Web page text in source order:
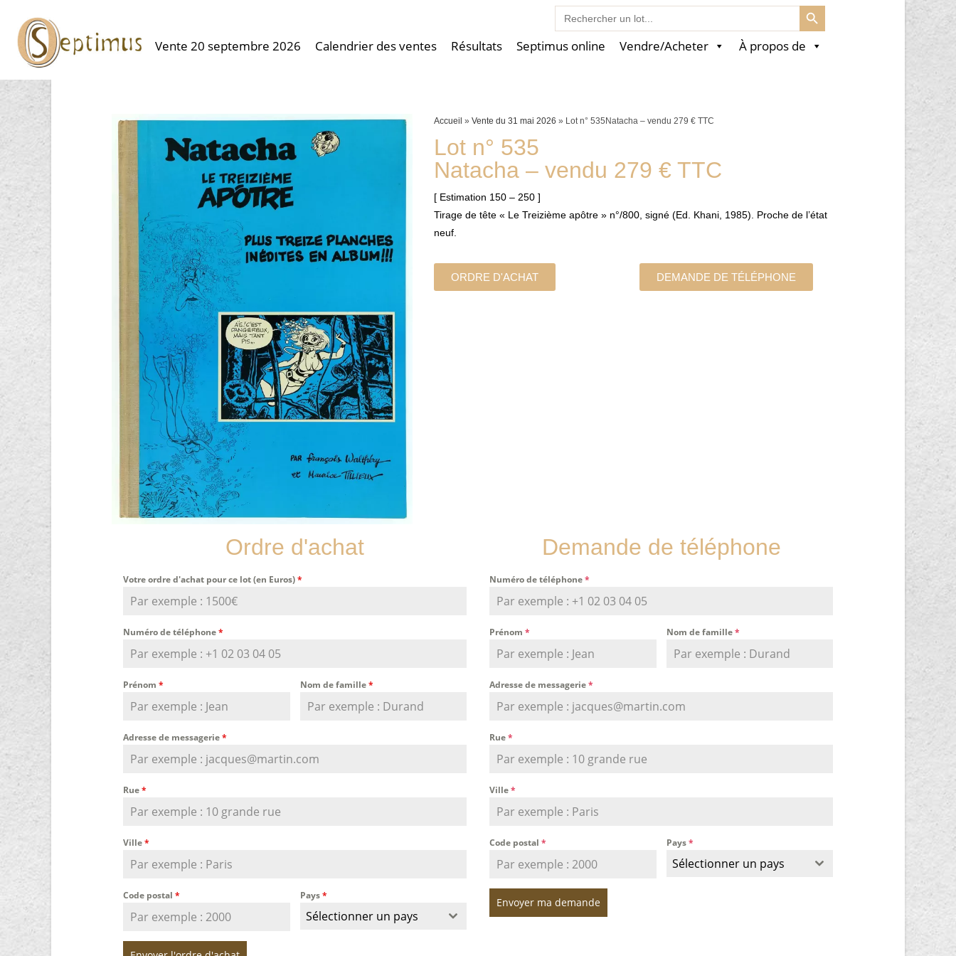
Search
for:
SEARCH BUTTON
Vente 20 septembre 2026 Calendrier des ventes Résultats Septimus online Vendre/Acheter À propos de
Accueil »Vente du 31 mai 2026 » Lot n° 535Natacha – vendu 279 € TTC
Lot n° 535
Natacha – vendu 279 € TTC
[ Estimation 150 – 250 ]
Tirage de tête « Le Treizième apôtre » n°/800, signé (Ed. Khani, 1985). Proche de l’état
neuf.
ORDRE D'ACHAT DEMANDE DE TÉLÉPHONE
Ordre d'achat
Votre ordre d'achat pour ce lot (en Euros)*
Numéro de téléphone*
Prénom * Nom de famille*
Adresse de messagerie*
Rue*
Ville*
Code postal * Pays*
Sélectionner un pays
Demande de téléphone
Numéro de téléphone*
Prénom * Nom de famille*
Adresse de messagerie*
Rue*
Ville*
Code postal * Pays*
Sélectionner un pays
Envoyer ma demande